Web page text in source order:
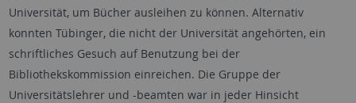
Universität, um Bücher ausleihen zu können. Alternativ
konnten Tübinger, die nicht der Universität angehörten, ein
schriftliches Gesuch auf Benutzung bei der
Bibliothekskommission einreichen. Die Gruppe der
Universitätslehrer und -beamten war in jeder Hinsicht